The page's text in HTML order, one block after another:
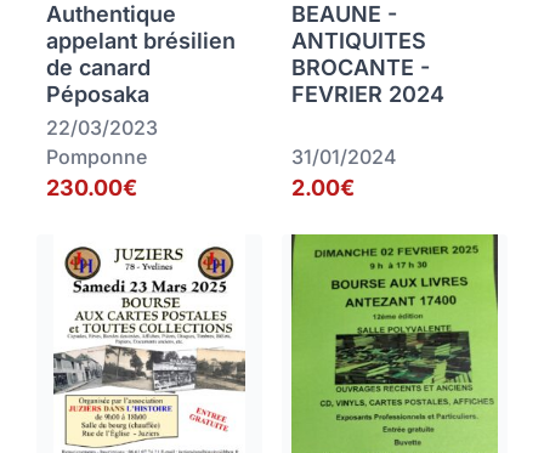
Authentique
appelant brésilien
de canard
Péposaka
22/03/2023
Pomponne
230.00€
BEAUNE -
ANTIQUITES
BROCANTE -
FEVRIER 2024
31/01/2024
2.00€